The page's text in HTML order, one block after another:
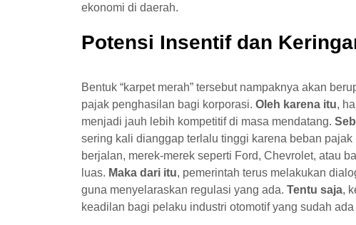
ekonomi di daerah.
Potensi Insentif dan
Bentuk “karpet merah” tersebut nampaknya akan
pajak penghasilan bagi korporasi. Oleh karena itu,
menjadi jauh lebih kompetitif di masa mendatang.
sering kali dianggap terlalu tinggi karena beban
berjalan, merek-merek seperti Ford, Chevrolet, atau
luas. Maka dari itu, pemerintah terus melakukan
guna menyelaraskan regulasi yang ada. Tentu saja,
keadilan bagi pelaku industri otomotif yang sudah